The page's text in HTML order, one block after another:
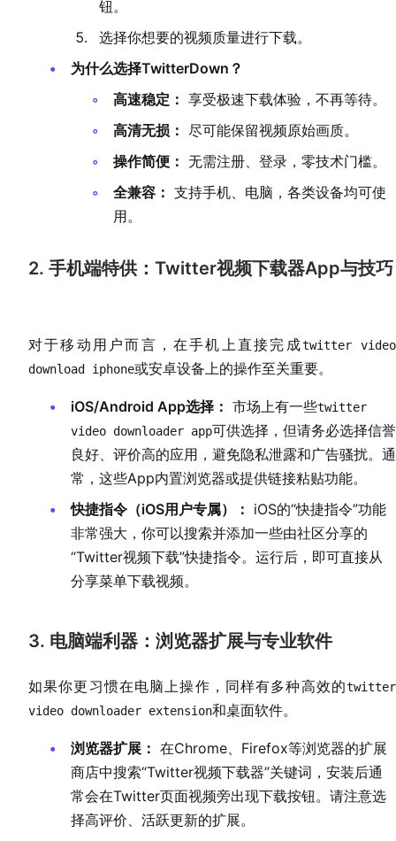
钮。
选择你想要的视频质量进行下载。
为什么选择TwitterDown？
高速稳定： 享受极速下载体验，不再等待。
高清无损： 尽可能保留视频原始画质。
操作简便： 无需注册、登录，零技术门槛。
全兼容： 支持手机、电脑，各类设备均可使
用。
2. 手机端特供：Twitter视频下载器App与技巧
对于移动用户而言，在手机上直接完成twitter video
download iphone或安卓设备上的操作至关重要。
iOS/Android App选择： 市场上有一些twitter
video downloader app可供选择，但请务必选择信誉
良好、评价高的应用，避免隐私泄露和广告骚扰。通
常，这些App内置浏览器或提供链接粘贴功能。
快捷指令（iOS用户专属）： iOS的“快捷指令”功能
非常强大，你可以搜索并添加一些由社区分享的
“Twitter视频下载”快捷指令。运行后，即可直接从
分享菜单下载视频。
3. 电脑端利器：浏览器扩展与专业软件
如果你更习惯在电脑上操作，同样有多种高效的twitter
video downloader extension和桌面软件。
浏览器扩展： 在Chrome、Firefox等浏览器的扩展
商店中搜索“Twitter视频下载器”关键词，安装后通
常会在Twitter页面视频旁出现下载按钮。请注意选
择高评价、活跃更新的扩展。